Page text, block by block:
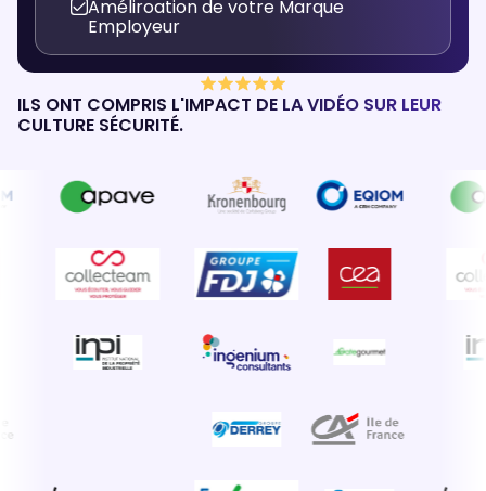
Améliroation de votre Marque
Employeur
ILS ONT COMPRIS L'IMPACT DE LA VIDÉO SUR LEUR
CULTURE SÉCURITÉ.